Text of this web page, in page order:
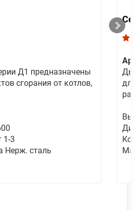
Д1 предназначены
сгорания от котлов,
1-3
Нерж. сталь